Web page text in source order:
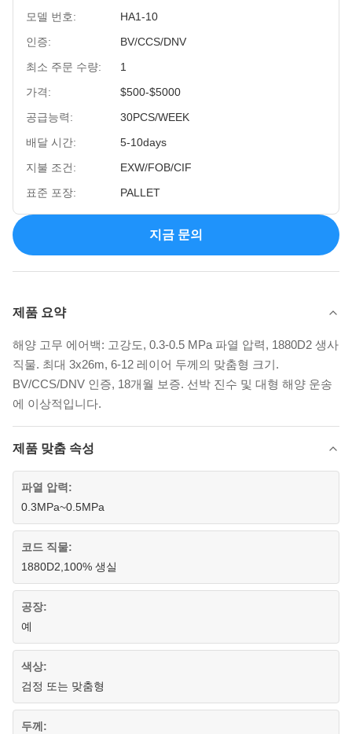
모델 번호:
HA1-10
인증:
BV/CCS/DNV
최소 주문 수량:
1
가격:
$500-$5000
공급능력:
30PCS/WEEK
배달 시간:
5-10days
지불 조건:
EXW/FOB/CIF
표준 포장:
PALLET
지금 문의
제품 요약
해양 고무 에어백: 고강도, 0.3-0.5 MPa 파열 압력, 1880D2 생사
직물. 최대 3x26m, 6-12 레이어 두께의 맞춤형 크기.
BV/CCS/DNV 인증, 18개월 보증. 선박 진수 및 대형 해양 운송
에 이상적입니다.
제품 맞춤 속성
파열 압력:
0.3MPa~0.5MPa
코드 직물:
1880D2,100% 생실
공장:
예
색상:
검정 또는 맞춤형
두께: